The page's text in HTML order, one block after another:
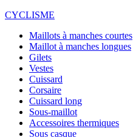
CYCLISME
Maillots à manches courtes
Maillot à manches longues
Gilets
Vestes
Cuissard
Corsaire
Cuissard long
Sous-maillot
Accessoires thermiques
Sous casque